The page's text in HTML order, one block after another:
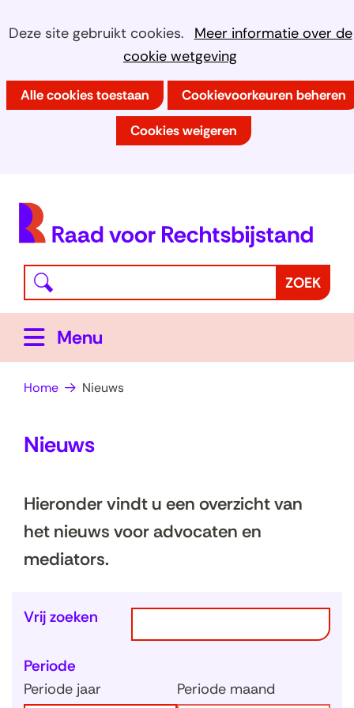
Cookies
Deze site gebruikt cookies.
Meer informatie over de
cookie wetgeving
Hier
het
gebruik
website
worden
toegestaan
Alle cookies toestaan Cookievoorkeuren beheren
Cookies weigeren
naar
de
inhoud
Waar
bent
naar
op
zoek?
ZOEK
Menu
Home Nieuws
Nieuws
Hieronder vindt u een overzicht van
het nieuws voor advocaten en
mediators.
Z
e
k
Z
e
k
Vrij zoeken
Periode
Periode jaar Periode maand